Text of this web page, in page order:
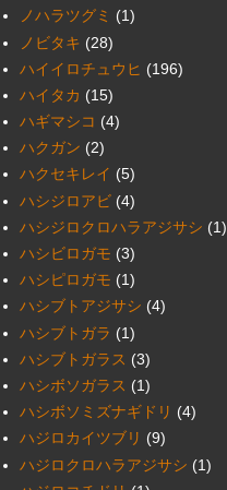
ノハラツグミ (1)
ノビタキ (28)
ハイイロチュウヒ (196)
ハイタカ (15)
ハギマシコ (4)
ハクガン (2)
ハクセキレイ (5)
ハシジロアビ (4)
ハシジロクロハラアジサシ (1)
ハシビロガモ (3)
ハシピロガモ (1)
ハシブトアジサシ (4)
ハシブトガラ (1)
ハシブトガラス (3)
ハシボソガラス (1)
ハシボソミズナギドリ (4)
ハジロカイツブリ (9)
ハジロクロハラアジサシ (1)